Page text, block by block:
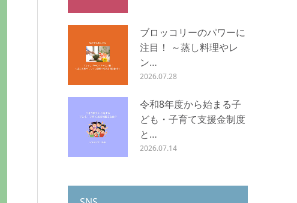
ブロッコリーのパワーに
注目！ ～蒸し料理やレ
ン…
2026.07.28
令和8年度から始まる子
ども・子育て支援金制度
と…
2026.07.14